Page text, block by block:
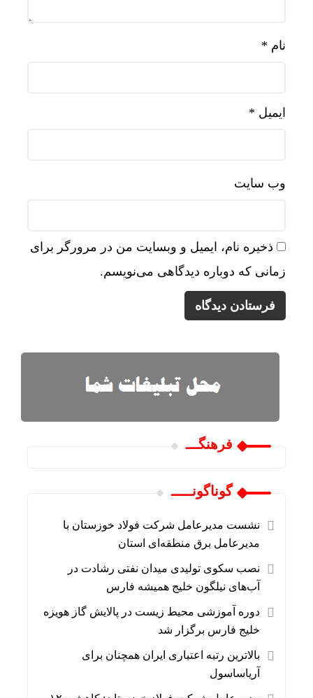
نام *
ایمیل *
وب‌ سایت
ذخیره نام، ایمیل و وبسایت من در مرورگر برای
زمانی که دوباره دیدگاهی می‌نویسم.
فرهنگـــ
گوناگونـــــ
نشست مدیرعامل شرکت فولاد خوزستان با
مدیرعامل برق منطقه‌ای استان
نصب سکوی تولیدی میدان نفتی رشادت در
آب‌های نیلگون خلیج همیشه فارس
دوره آموزشی محیط‌ زیست در پالایش گاز هویزه
خلیج‌ فارس برگزار شد
بالاترین رتبه اعتباری ایران همچنان برای
آریاساسول